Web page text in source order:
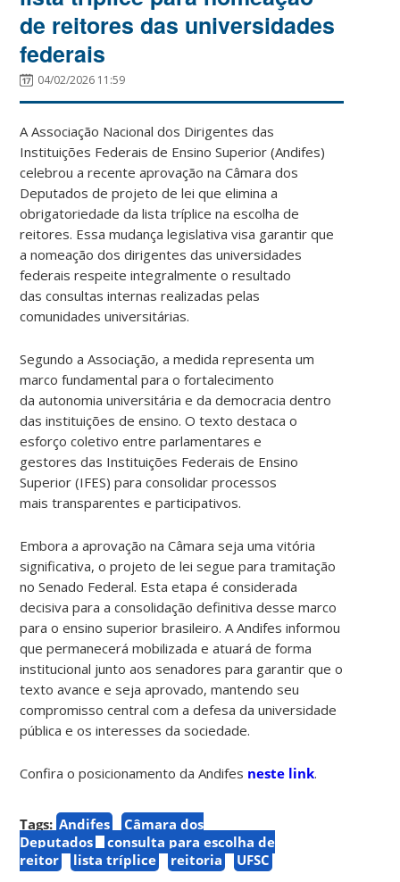
de reitores das universidades
federais
04/02/2026 11:59
A Associação Nacional dos Dirigentes das
Instituições Federais de Ensino Superior (Andifes)
celebrou a recente aprovação na Câmara dos
Deputados de projeto de lei que elimina a
obrigatoriedade da lista tríplice na escolha de
reitores. Essa mudança legislativa visa garantir que
a nomeação dos dirigentes das universidades
federais respeite integralmente o resultado
das consultas internas realizadas pelas
comunidades universitárias.
Segundo a Associação, a medida representa um
marco fundamental para o fortalecimento
da autonomia universitária e da democracia dentro
das instituições de ensino. O texto destaca o
esforço coletivo entre parlamentares e
gestores das Instituições Federais de Ensino
Superior (IFES) para consolidar processos
mais transparentes e participativos.
Embora a aprovação na Câmara seja uma vitória
significativa, o projeto de lei segue para tramitação
no Senado Federal. Esta etapa é considerada
decisiva para a consolidação definitiva desse marco
para o ensino superior brasileiro. A Andifes informou
que permanecerá mobilizada e atuará de forma
institucional junto aos senadores para garantir que o
texto avance e seja aprovado, mantendo seu
compromisso central com a defesa da universidade
pública e os interesses da sociedade.
Confira o posicionamento da Andifes neste link.
Tags: Andifes
Câmara dos
Deputados
consulta para escolha de
reitor
lista tríplice reitoria UFSC